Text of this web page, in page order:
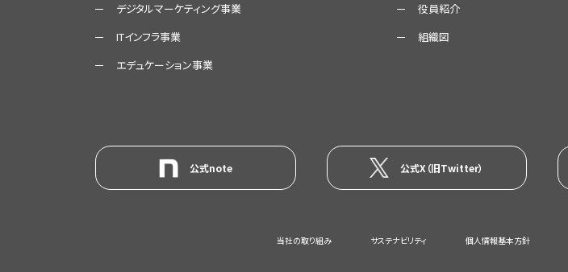
デジタルマーケティング事業
ITインフラ事業
エデュケーション事業
役員紹介
組織図
公式note 公式X（旧Twitter）
当社の取り組み サステナビリティ 個人情報基本方針